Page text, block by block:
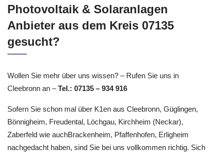
Photovoltaik & Solaranlagen
Anbieter aus dem Kreis 07135
gesucht?
Wollen Sie mehr über uns wissen? – Rufen Sie uns in
Cleebronn an –Tel.: 07135 – 934 916
Sofern Sie schon mal über K1en aus Cleebronn, Güglingen,
Bönnigheim, Freudental, Löchgau, Kirchheim (Neckar),
Zaberfeld wie auchBrackenheim, Pfaffenhofen, Erligheim
nachgedacht haben, sind Sie bei uns vollkommen richtig. Sich